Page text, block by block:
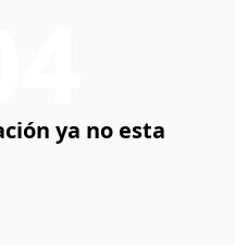
ya no esta